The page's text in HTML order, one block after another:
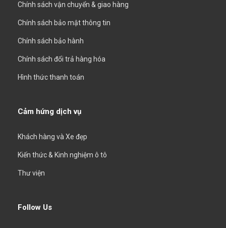
Chính sách vận chuyển & giao hàng
Chính sách bảo mật thông tin
Chính sách bảo hành
Chính sách đổi trả hàng hóa
Hình thức thanh toán
Cảm hứng dịch vụ
Khách hàng và Xe đẹp
Kiến thức & Kinh nghiệm ô tô
Thư viện
Follow Us